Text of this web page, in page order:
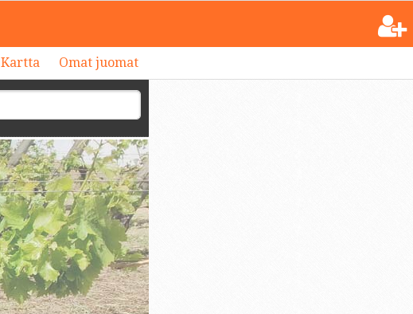
Kartta Omat juomat